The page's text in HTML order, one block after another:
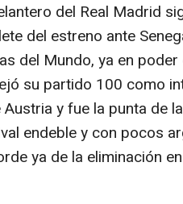
del Real Madrid
del estreno ante
del Mundo, ya en
su partido 100 como
Austria y fue la punta de
endeble y con pocos
ya de la eliminación